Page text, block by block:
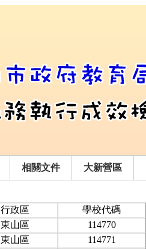
相關文件 大新營區
行政區
學校代碼
東山區
114770
東山區
114771